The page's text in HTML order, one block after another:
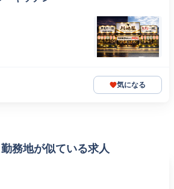
気になる
務地が似ている求人